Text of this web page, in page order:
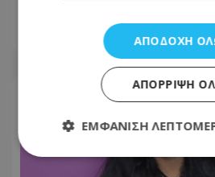
08.08.2026 - 17:44 ΑΠΟΔΟΧΉ
ΑΠΌΡΡΙΨΗ
ΕΜΦΆΝΙΣΗ